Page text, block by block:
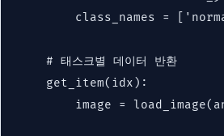
class_names =
    # 태스크별 데이터 반환
    get_item(idx):
image =